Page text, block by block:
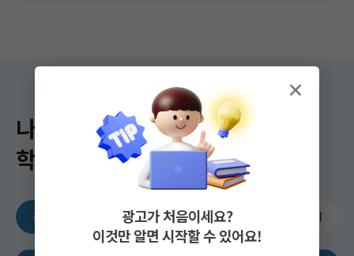
나에게 딱 맞는
학습 콘텐츠를 만나 보세요!​
광고가 처음이라면 광고 기초 다지기 광고 전략 세우기
광고가 처음이세요?
이것만 알면 시작할 수 있어요!